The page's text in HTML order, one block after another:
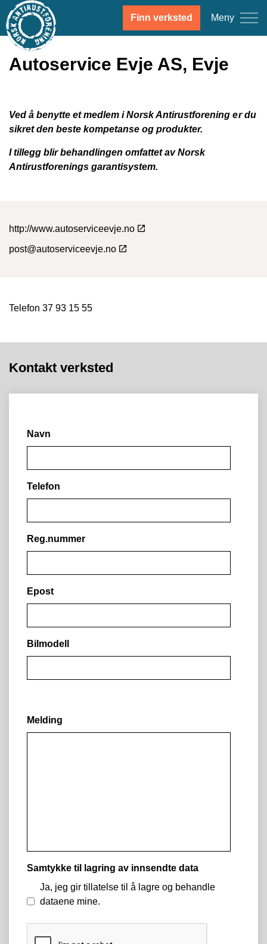
Finn verksted Meny
Autoservice Evje AS, Evje
Ved å benytte et medlem i Norsk Antirustforening er du
sikret den beste kompetanse og produkter.
I tillegg blir behandlingen omfattet av Norsk
Antirustforenings garantisystem.
http://www.autoserviceevje.no
post@autoserviceevje.no
Telefon 37 93 15 55
Kontakt verksted
Navn
Telefon
Reg.nummer
Epost
Bilmodell
Melding
Samtykke til lagring av innsendte data
Ja, jeg gir tillatelse til å lagre og behandle
dataene mine.